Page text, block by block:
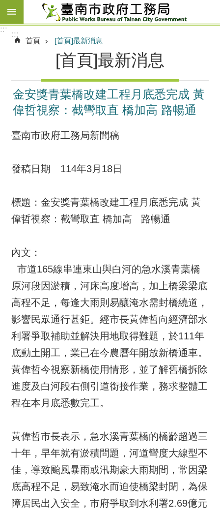
跳到主要內容區塊
:::
:::
首頁 [首頁]最新消息
[首頁]最新消息
金安獎青葉橋改建工程月底悉完成 黃
偉哲視察：截彎取直 橋加高 路暢通
臺南市政府工務局新聞稿
發稿日期 114年3月18日
標題：金安獎青葉橋改建工程月底悉完成 黃
偉哲視察：截彎取直 橋加高 路暢通
內文：
市道165線串連東山與白河的急水溪青葉橋
原河段因淤積，河床高度增高，加上橋梁梁底
高程不足，每逢大雨則易釀淹水需封橋繞道，
影響民眾通行甚鉅。經市長黃偉哲向經濟部水
利署爭取補助並解決用地取得難題，於111年
底動土開工，業已在今農曆年開放新橋通車。
黃偉哲今視察新橋使用情形，並了解舊橋拆除
進度及白河段右側引道銜接作業，務求整體工
程在本月底悉數完工。
黃偉哲市長表示，急水溪青葉橋的橋齡超過三
十年，早年就有淤積問題，河道彎度大線型不
佳，導致颱風暴雨或汛期豪大雨期間，常因梁
底高程不足，易致淹水而迫使橋梁封閉，為保
障居民出入安全，市府爭取到水利署2.69億元